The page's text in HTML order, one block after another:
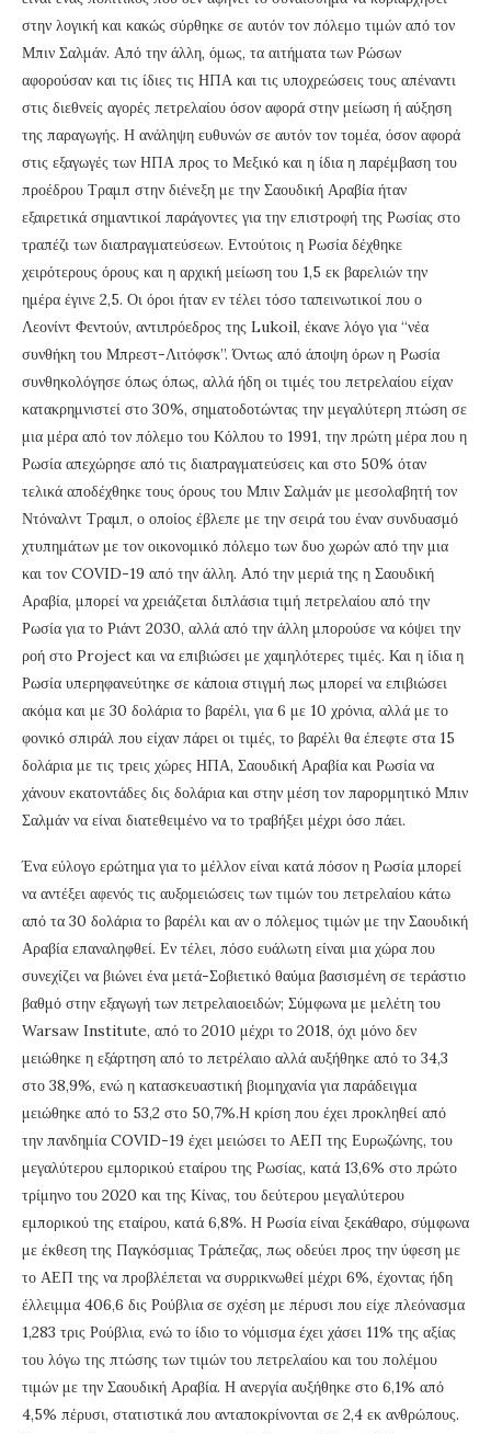
στην λογική και κακώς σύρθηκε σε αυτόν τον πόλεμο τιμών από τον
Μπιν Σαλμάν. Από την άλλη, όμως, τα αιτήματα των Ρώσων
αφορούσαν και τις ίδιες τις ΗΠΑ και τις υποχρεώσεις τους απέναντι
στις διεθνείς αγορές πετρελαίου όσον αφορά στην μείωση ή αύξηση
της παραγωγής. Η ανάληψη ευθυνών σε αυτόν τον τομέα, όσον αφορά
στις εξαγωγές των ΗΠΑ προς το Μεξικό και η ίδια η παρέμβαση του
προέδρου Τραμπ στην διένεξη με την Σαουδική Αραβία ήταν
εξαιρετικά σημαντικοί παράγοντες για την επιστροφή της Ρωσίας στο
τραπέζι των διαπραγματεύσεων. Εντούτοις η Ρωσία δέχθηκε
χειρότερους όρους και η αρχική μείωση του 1,5 εκ βαρελιών την
ημέρα έγινε 2,5. Οι όροι ήταν εν τέλει τόσο ταπεινωτικοί που ο
Λεονίντ Φεντούν, αντιπρόεδρος της Lukoil, έκανε λόγο για “νέα
συνθήκη του Μπρεστ-Λιτόφσκ”. Όντως από άποψη όρων η Ρωσία
συνθηκολόγησε όπως όπως, αλλά ήδη οι τιμές του πετρελαίου είχαν
κατακρημνιστεί στο 30%, σηματοδοτώντας την μεγαλύτερη πτώση σε
μια μέρα από τον πόλεμο του Κόλπου το 1991, την πρώτη μέρα που η
Ρωσία απεχώρησε από τις διαπραγματεύσεις και στο 50% όταν
τελικά αποδέχθηκε τους όρους του Μπιν Σαλμάν με μεσολαβητή τον
Ντόναλντ Τραμπ, ο οποίος έβλεπε με την σειρά του έναν συνδυασμό
χτυπημάτων με τον οικονομικό πόλεμο των δυο χωρών από την μια
και τον COVID-19 από την άλλη. Από την μεριά της η Σαουδική
Αραβία, μπορεί να χρειάζεται διπλάσια τιμή πετρελαίου από την
Ρωσία για το Ριάντ 2030, αλλά από την άλλη μπορούσε να κόψει την
ροή στο Project και να επιβιώσει με χαμηλότερες τιμές. Και η ίδια η
Ρωσία υπερηφανεύτηκε σε κάποια στιγμή πως μπορεί να επιβιώσει
ακόμα και με 30 δολάρια το βαρέλι, για 6 με 10 χρόνια, αλλά με το
φονικό σπιράλ που είχαν πάρει οι τιμές, το βαρέλι θα έπεφτε στα 15
δολάρια με τις τρεις χώρες ΗΠΑ, Σαουδική Αραβία και Ρωσία να
χάνουν εκατοντάδες δις δολάρια και στην μέση τον παρορμητικό Μπιν
Σαλμάν να είναι διατεθειμένο να το τραβήξει μέχρι όσο πάει.
Ένα εύλογο ερώτημα για το μέλλον είναι κατά πόσον η Ρωσία μπορεί
να αντέξει αφενός τις αυξομειώσεις των τιμών του πετρελαίου κάτω
από τα 30 δολάρια το βαρέλι και αν ο πόλεμος τιμών με την Σαουδική
Αραβία επαναληφθεί. Εν τέλει, πόσο ευάλωτη είναι μια χώρα που
συνεχίζει να βιώνει ένα μετά-Σοβιετικό θαύμα βασισμένη σε τεράστιο
βαθμό στην εξαγωγή των πετρελαιοειδών; Σύμφωνα με μελέτη του
Warsaw Institute, από το 2010 μέχρι το 2018, όχι μόνο δεν
μειώθηκε η εξάρτηση από το πετρέλαιο αλλά αυξήθηκε από το 34,3
στο 38,9%, ενώ η κατασκευαστική βιομηχανία για παράδειγμα
μειώθηκε από το 53,2 στο 50,7%.Η κρίση που έχει προκληθεί από
την πανδημία COVID-19 έχει μειώσει το ΑΕΠ της Ευρωζώνης, του
μεγαλύτερου εμπορικού εταίρου της Ρωσίας, κατά 13,6% στο πρώτο
τρίμηνο του 2020 και της Κίνας, του δεύτερου μεγαλύτερου
εμπορικού της εταίρου, κατά 6,8%. Η Ρωσία είναι ξεκάθαρο, σύμφωνα
με έκθεση της Παγκόσμιας Τράπεζας, πως οδεύει προς την ύφεση με
το ΑΕΠ της να προβλέπεται να συρρικνωθεί μέχρι 6%, έχοντας ήδη
έλλειμμα 406,6 δις Ρούβλια σε σχέση με πέρυσι που είχε πλεόνασμα
1,283 τρις Ρούβλια, ενώ το ίδιο το νόμισμα έχει χάσει 11% της αξίας
του λόγω της πτώσης των τιμών του πετρελαίου και του πολέμου
τιμών με την Σαουδική Αραβία. Η ανεργία αυξήθηκε στο 6,1% από
4,5% πέρυσι, στατιστικά που ανταποκρίνονται σε 2,4 εκ ανθρώπους.